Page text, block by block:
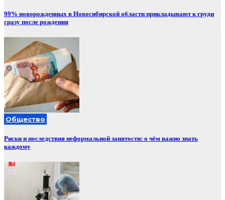
99% новорожденных в Новосибирской области прикладывают к груди
сразу после рождения
Общество
Риски и последствия неформальной занятости: о чём важно знать
каждому